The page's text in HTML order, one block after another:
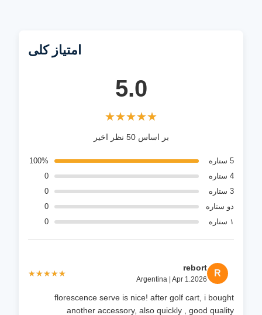
ولتاژ
باتری
48V/72V
امتیاز کلی
5.0
★★★★★
★★★★★
بر اساس 50 نظر اخیر
5 ستاره
100%
4 ستاره
0
3 ستاره
0
دو ستاره
0
۱ ستاره
0
R
rebort
Argentina | Apr 1.2026
★★★★★
★★★★★
florescence serve is nice! after golf cart, i bought
another accessory, also quickly , good quality